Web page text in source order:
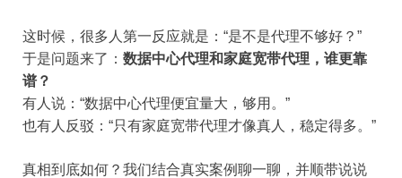
这时候，很多人第一反应就是：“是不是代理不够好？”
于是问题来了： 数据中心代理和家庭宽带代理，谁更靠
谱？
有人说：“数据中心代理便宜量大，够用。”
也有人反驳：“只有家庭宽带代理才像真人，稳定得多。”
真相到底如何？我们结合真实案例聊一聊，并顺带说说